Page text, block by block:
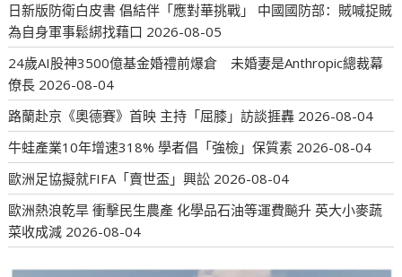
日新版防衛白皮書 倡結伴「應對華挑戰」 中國國防部：賊喊捉賊
為自身軍事鬆綁找藉口 2026-08-05
24歲AI股神3500億基金婚禮前爆倉 未婚妻是Anthropic總裁幕
僚長 2026-08-04
路蘭赴京《奧德賽》首映 主持「屈膝」訪談捱轟 2026-08-04
牛蛙產業10年增速318% 學者倡「強檢」保質素 2026-08-04
歐洲足協擬就FIFA「賣世盃」興訟 2026-08-04
歐洲熱浪乾旱 衝擊民生農產 化學品石油等運費飈升 英大小麥蔬
菜收成減 2026-08-04